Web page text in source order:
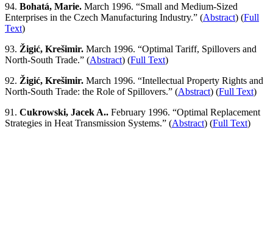
94. Bohatá, Marie. March 1996. “Small and Medium-Sized
Enterprises in the Czech Manufacturing Industry.” (Abstract) (Full
Text)
93. Žigić, Krešimir. March 1996. “Optimal Tariff, Spillovers and
North-South Trade.” (Abstract) (Full Text)
92. Žigić, Krešimir. March 1996. “Intellectual Property Rights and
North-South Trade: the Role of Spillovers.” (Abstract) (Full Text)
91. Cukrowski, Jacek A.. February 1996. “Optimal Replacement
Strategies in Heat Transmission Systems.” (Abstract) (Full Text)